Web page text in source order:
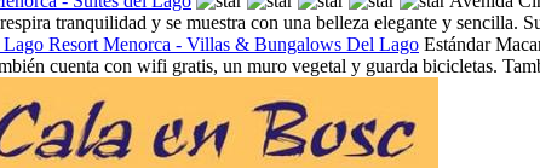
tranquilidad y se muestra con una belleza elegante y sencilla.
Resort Menorca - Villas & Bungalows Del Lago Estándar
cuenta con wifi gratis, un muro vegetal y guarda bicicletas.